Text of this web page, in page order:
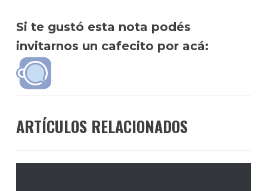
Si te gustó esta nota podés
invitarnos un cafecito por acá:
ARTÍCULOS RELACIONADOS